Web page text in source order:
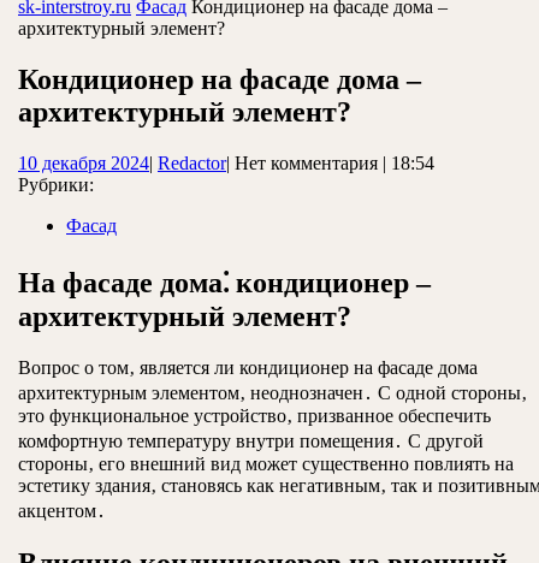
sk-interstroy.ru Фасад Кондиционер на фасаде дома –
архитектурный элемент?
Кондиционер на фасаде дома –
архитектурный элемент?
10 декабря 202410
| RedactorRedactor
| Нет комментария | 18:54
Рубрики:
Фасад
На фасаде дома⁚ кондиционер –
архитектурный элемент?
Вопрос о том‚ является ли кондиционер на фасаде дома
архитектурным элементом‚ неоднозначен․ С одной стороны‚
это функциональное устройство‚ призванное обеспечить
комфортную температуру внутри помещения․ С другой
стороны‚ его внешний вид может существенно повлиять на
эстетику здания‚ становясь как негативным‚ так и
акцентом․